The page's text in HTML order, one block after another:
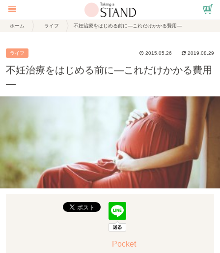
ホーム ライフ 不妊治療をはじめる前に―これだけかかる費用―
ライフ 2019.08.29
2015.05.26
不妊治療をはじめる前に―これだけかかる費用
―
Pocket